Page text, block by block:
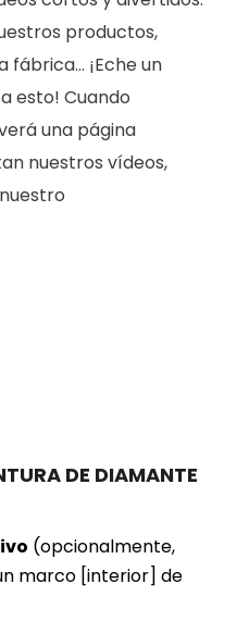
productos,
¡Eche un
esto! Cuando
una página
nuestros vídeos,
DE DIAMANTE
(opcionalmente,
marco [interior] de